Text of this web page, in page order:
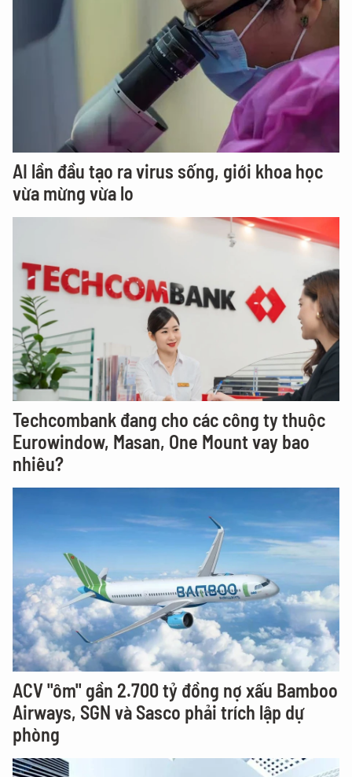
AI lần đầu tạo ra virus sống, giới khoa học
vừa mừng vừa lo
Techcombank đang cho các công ty thuộc
Eurowindow, Masan, One Mount vay bao
nhiêu?
ACV "ôm" gần 2.700 tỷ đồng nợ xấu Bamboo
Airways, SGN và Sasco phải trích lập dự
phòng